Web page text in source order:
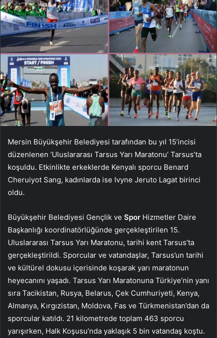
Mersin Büyükşehir Belediyesi tarafından bu yıl 15’incisi
düzenlenen ‘Uluslararası Tarsus Yarı Maratonu’ Tarsus’ta
koşuldu. Etkinlikte erkeklerde Kenyalı sporcu Benard
Cheruiyot Sang, kadınlarda ise Ivyne Jeruto Lagat birinci
oldu.
Büyükşehir Belediyesi Gençlik ve Spor Hizmetler Daire
Başkanlığı koordinatörlüğünde gerçekleştirilen 15.
Uluslararası Tarsus Yarı Maratonu, tarihi kent Tarsus’ta
gerçekleştirildi. Sporcular ve vatandaşlar, Tarsus’un tarihi
ve kültürel dokusu içerisinde koşarak yarı maratonun
heyecanını yaşadı. Tarsus Yarı Maratonuna Türkiye’nin yanı
sıra Tacikistan, Rusya, Belarus, Çek Cumhuriyeti, Kenya,
Almanya, Kırgızistan, Moldova, Fas ve Türkmenistan’dan da
sporcular katıldı. 21 kilometrede toplam 463 sporcu
yarışırken, Halk Koşusu’nda yaklaşık 5 bin vatandaş koştu.